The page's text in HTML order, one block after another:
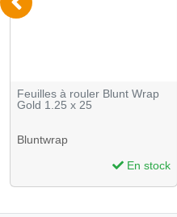
Feuilles à rouler Blunt Wrap
Gold 1.25 x 25
Bluntwrap
En stock